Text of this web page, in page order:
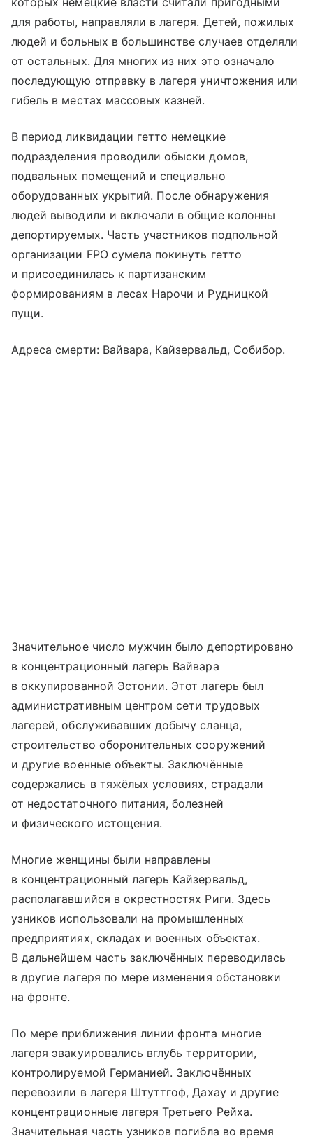
для работы, направляли в лагеря. Детей, пожилых
людей и больных в большинстве случаев отделяли
от остальных. Для многих из них это означало
последующую отправку в лагеря уничтожения или
гибель в местах массовых казней.
В период ликвидации гетто немецкие
подразделения проводили обыски домов,
подвальных помещений и специально
оборудованных укрытий. После обнаружения
людей выводили и включали в общие колонны
депортируемых. Часть участников подпольной
организации FPO сумела покинуть гетто
и присоединилась к партизанским
формированиям в лесах Нарочи и Рудницкой
пущи.
Адреса смерти: Вайвара, Кайзервальд, Собибор.
Значительное число мужчин было депортировано
в концентрационный лагерь Вайвара
в оккупированной Эстонии. Этот лагерь был
административным центром сети трудовых
лагерей, обслуживавших добычу сланца,
строительство оборонительных сооружений
и другие военные объекты. Заключённые
содержались в тяжёлых условиях, страдали
от недостаточного питания, болезней
и физического истощения.
Многие женщины были направлены
в концентрационный лагерь Кайзервальд,
располагавшийся в окрестностях Риги. Здесь
узников использовали на промышленных
предприятиях, складах и военных объектах.
В дальнейшем часть заключённых переводилась
в другие лагеря по мере изменения обстановки
на фронте.
По мере приближения линии фронта многие
лагеря эвакуировались вглубь территории,
контролируемой Германией. Заключённых
перевозили в лагеря Штуттгоф, Дахау и другие
концентрационные лагеря Третьего Рейха.
Значительная часть узников погибла во время